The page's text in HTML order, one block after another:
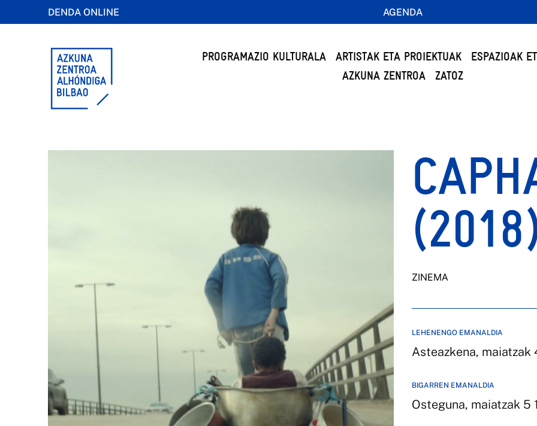
DENDA ONLINE AGENDA
PROGRAMAZIO KULTURALA ARTISTAK ETA PROIEKTUAK
ESPAZIOAK
AZKUNA ZENTROA
ZATOZ
ZINEMA
LEHENENGO EMANALDIA
Asteazkena, maiatzak
BIGARREN EMANALDIA
Osteguna, maiatzak 5